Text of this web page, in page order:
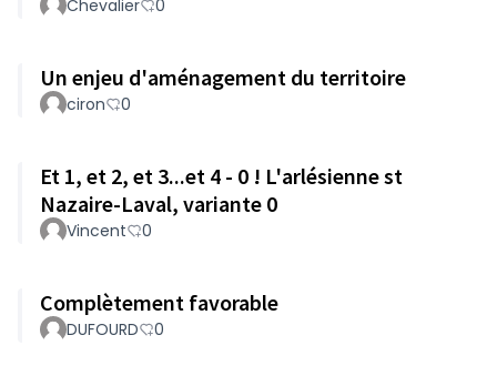
Chevalier 0
Un enjeu d'aménagement du territoire
ciron 0
Et 1, et 2, et 3...et 4 - 0 ! L'arlésienne st
Nazaire-Laval, variante 0
Vincent 0
Complètement favorable
DUFOURD 0